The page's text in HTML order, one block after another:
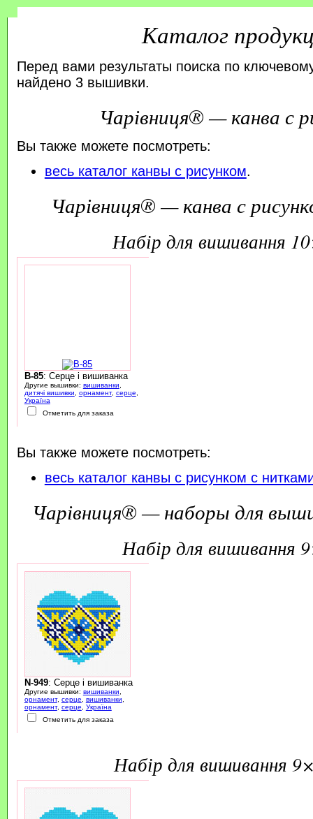
Каталог
Перед вами результаты поиска по
найдено 3 вышивки.
Чарівниця® — канва с
Вы также можете посмотреть:
весь каталог канвы с рисунком.
Чарівниця® — канва с
набір для вишивання
B-85: Серце і вишиванка
Другие вышивки: вишиванки
дитячі вишивки
орнамент, серце
Україна
Отметить для заказа
Вы также можете посмотреть:
весь каталог канвы с рисунком с
Чарівниця® — наборы для
набір для вишивання
N-949: Серце і вишиванка
Другие вышивки: вишиванки
орнамент, серце вишиванки
орнамент, серце
Україна
Отметить для заказа
набір для вишивання